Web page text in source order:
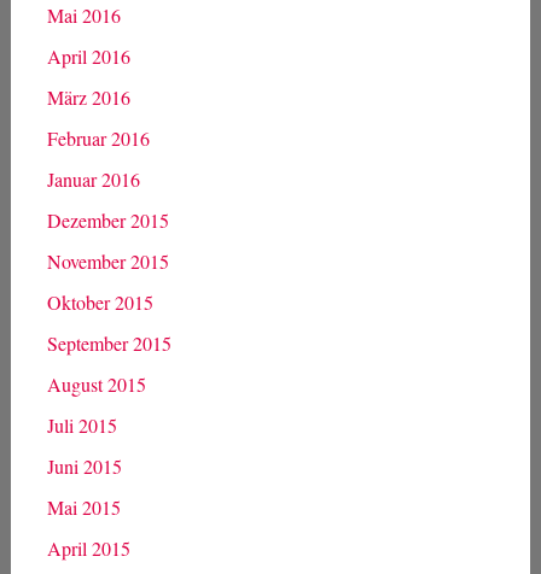
Mai 2016
April 2016
März 2016
Februar 2016
Januar 2016
Dezember 2015
November 2015
Oktober 2015
September 2015
August 2015
Juli 2015
Juni 2015
Mai 2015
April 2015